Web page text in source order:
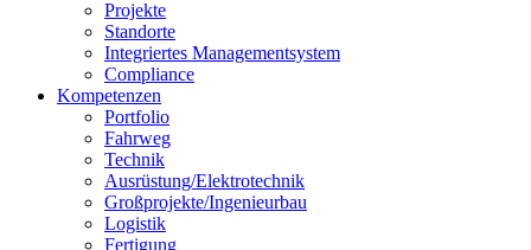
Projekte
Standorte
Integriertes Managementsystem
Compliance
Kompetenzen
Portfolio
Fahrweg
Technik
Ausrüstung/Elektrotechnik
Großprojekte/Ingenieurbau
Logistik
Fertigung